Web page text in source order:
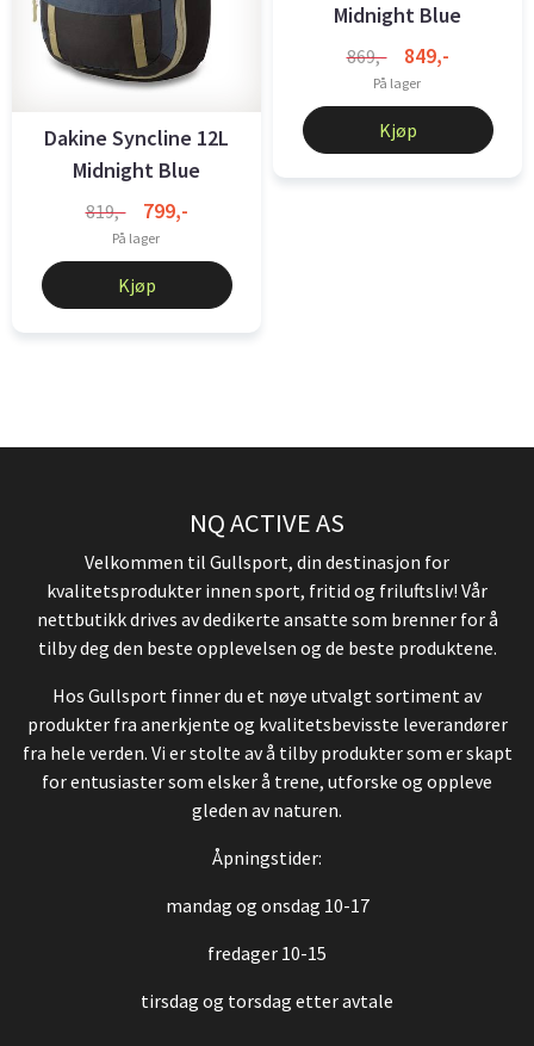
Dakine Syncline 12L
Midnight Blue
819,- 799,-
På lager
Kjøp
Midnight Blue
869,- 849,-
På lager
Kjøp
NQ ACTIVE AS
Velkommen til Gullsport, din destinasjon for
kvalitetsprodukter innen sport, fritid og friluftsliv! Vår
nettbutikk drives av dedikerte ansatte som brenner for å
tilby deg den beste opplevelsen og de beste produktene.
Hos Gullsport finner du et nøye utvalgt sortiment av
produkter fra anerkjente og kvalitetsbevisste leverandører
fra hele verden. Vi er stolte av å tilby produkter som er skapt
for entusiaster som elsker å trene, utforske og oppleve
gleden av naturen.
Åpningstider:
mandag og onsdag 10-17
fredager 10-15
tirsdag og torsdag etter avtale